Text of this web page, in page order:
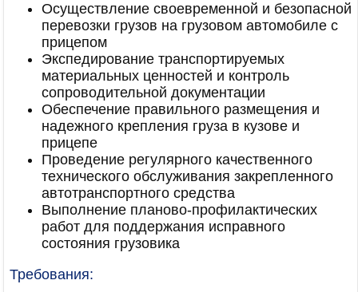
Осуществление своевременной и безопасной
перевозки грузов на грузовом автомобиле с
прицепом
Экспедирование транспортируемых
материальных ценностей и контроль
сопроводительной документации
Обеспечение правильного размещения и
надежного крепления груза в кузове и
прицепе
Проведение регулярного качественного
технического обслуживания закрепленного
автотранспортного средства
Выполнение планово-профилактических
работ для поддержания исправного
состояния грузовика
Требования: